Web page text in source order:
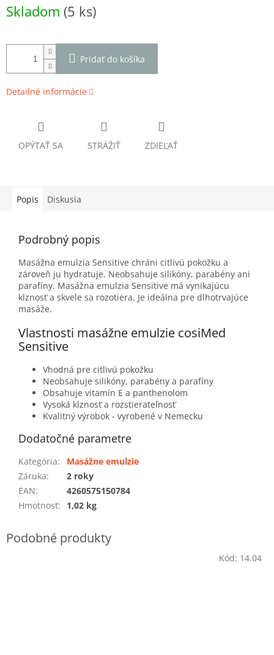
cena:
Skladom (5 ks)
Pridať do košíka
Detailné informácie
OPÝTAŤ SA STRÁŽIŤ ZDIEĽAŤ
Popis Diskusia
Podrobný popis
Masážna emulzia Sensitive chráni citlivú pokožku a
zároveň ju hydratuje. Neobsahuje silikóny, parabény ani
parafíny. Masážna emulzia Sensitive má vynikajúcu
klznosť a skvele sa rozotiera. Je ideálna pre dlhotrvajúce
masáže.
Vlastnosti masážne emulzie cosiMed
Sensitive
Vhodná pre citlivú pokožku
Neobsahuje silikóny, parabény a parafíny
Obsahuje vitamín E a panthenolom
Vysoká klznosť a rozstierateľnosť
Kvalitný výrobok - vyrobené v Nemecku
Dodatočné parametre
Kategória:
Masážne emulzie
Záruka:
2 roky
EAN:
4260575150784
Hmotnosť: 1,02 kg
Kód: 14.04